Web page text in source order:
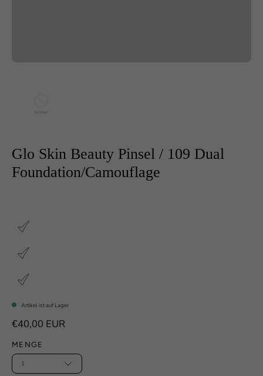
Glo Skin Beauty Pinsel / 109 Dual
Foundation/Camouflage
Artikel ist auf Lager
€40,00 EUR
MENGE
1